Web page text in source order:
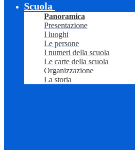
Scuola
Panoramica
Presentazione
I luoghi
Le persone
I numeri della scuola
Le carte della scuola
Organizzazione
La storia